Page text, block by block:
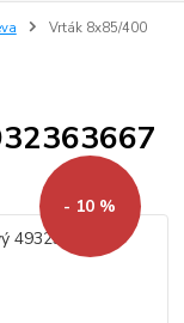
Vrták 8x85/400
- 10 %